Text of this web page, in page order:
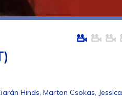
Hinds, Marton Csokas, Jessica